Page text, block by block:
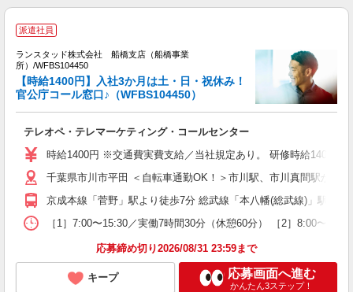
派遣社員
ランスタッド株式会社 船橋支店（船橋事業
所）/WFBS104450
【時給1400円】入社3か月は土・日・祝休み！
官公庁コール窓口♪（WFBS104450）
テレオペ・テレマーケティング・コールセンター
時給1400円 ※交通費実費支給／当社規定あり。 研修時給1400円
千葉県市川市平田 ＜自転車通勤OK！＞市川駅、市川真間駅から
京成本線「菅野」駅より徒歩7分 総武線「本八幡(総武線)」駅よ
［1］7:00〜15:30／実働7時間30分（休憩60分） ［2］8:00〜
応募締め切り2026/08/31 23:59まで
キープ 応募画面へ進む
かんたん3ステップ！